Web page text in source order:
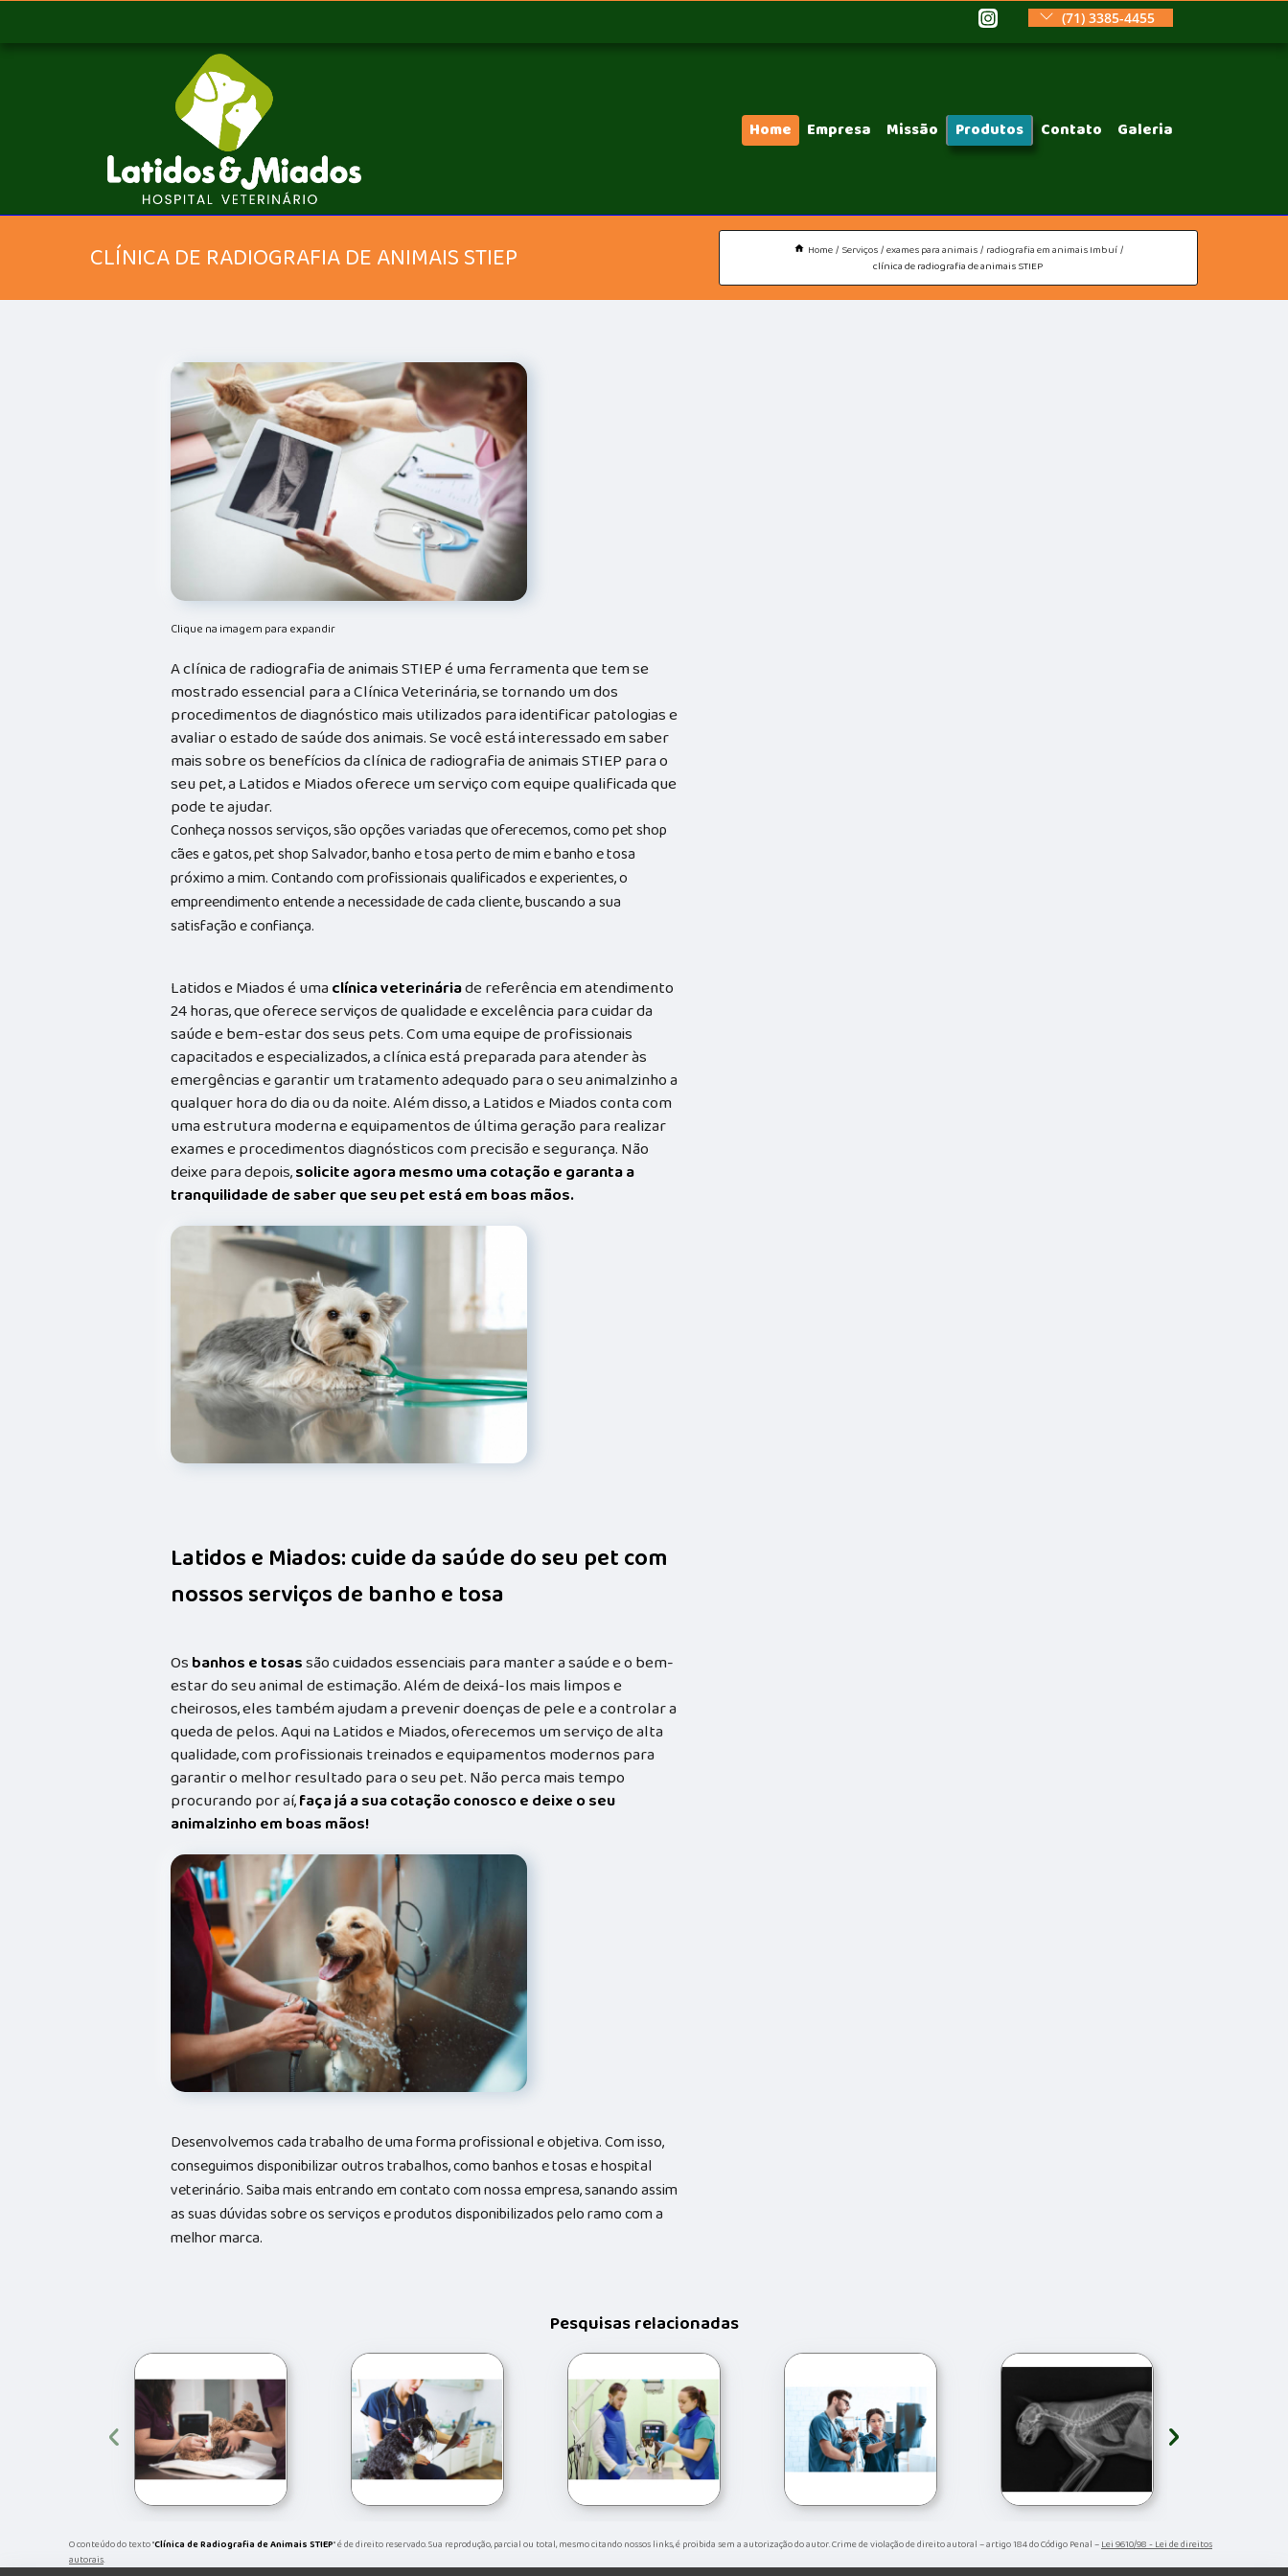
(71) 3385-4455
Home Empresa Missão Produtos Contato Galeria
CLÍNICA DE RADIOGRAFIA DE ANIMAIS STIEP Home Serviços exames para animais radiografia em animais Imbuí
clínica de radiografia de animais STIEP
Clique na imagem para expandir
A clínica de radiografia de animais STIEP é uma ferramenta que tem se
mostrado essencial para a Clínica Veterinária, se tornando um dos
procedimentos de diagnóstico mais utilizados para identificar patologias e
avaliar o estado de saúde dos animais. Se você está interessado em saber
mais sobre os benefícios da clínica de radiografia de animais STIEP para o
seu pet, a Latidos e Miados oferece um serviço com equipe qualificada que
pode te ajudar.
Conheça nossos serviços, são opções variadas que oferecemos, como pet shop
cães e gatos, pet shop Salvador, banho e tosa perto de mim e banho e tosa
próximo a mim. Contando com profissionais qualificados e experientes, o
empreendimento entende a necessidade de cada cliente, buscando a sua
satisfação e confiança.
Latidos e Miados é umaclínica veterináriade referência em atendimento
24 horas, que oferece serviços de qualidade e excelência para cuidar da
saúde e bem-estar dos seus pets. Com uma equipe de profissionais
capacitados e especializados, a clínica está preparada para atender às
emergências e garantir um tratamento adequado para o seu animalzinho a
qualquer hora do dia ou da noite. Além disso, a Latidos e Miados conta com
uma estrutura moderna e equipamentos de última geração para realizar
exames e procedimentos diagnósticos com precisão e segurança. Não
deixe para depois,solicite agora mesmo uma cotação e garanta a
tranquilidade de saber que seu pet está em boas mãos.
Latidos e Miados: cuide da saúde do seu pet com
nossos serviços de banho e tosa
Osbanhos e tosassão cuidados essenciais para manter a saúde e o bem-
estar do seu animal de estimação. Além de deixá-los mais limpos e
cheirosos, eles também ajudam a prevenir doenças de pele e a controlar a
queda de pelos. Aqui na Latidos e Miados, oferecemos um serviço de alta
qualidade, com profissionais treinados e equipamentos modernos para
garantir o melhor resultado para o seu pet. Não perca mais tempo
procurando por aí,faça já a sua cotação conosco e deixe o seu
animalzinho em boas mãos!
Desenvolvemos cada trabalho de uma forma profissional e objetiva. Com isso,
conseguimos disponibilizar outros trabalhos, como banhos e tosas e hospital
veterinário. Saiba mais entrando em contato com nossa empresa, sanando assim
as suas dúvidas sobre os serviços e produtos disponibilizados pelo ramo com a
melhor marca.
Pesquisas relacionadas
‹ ›
O conteúdo do texto "Clínica de Radiografia de Animais STIEP" é de direito reservado. Sua reprodução, parcial ou total, mesmo citando nossos links, é proibida sem a autorização do autor. Crime de violação de direito autoral – artigo 184 do Código Penal –Lei 9610/98 - Lei de direitos
autorais.